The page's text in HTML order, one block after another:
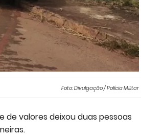
Foto: Divulgação / Polícia Militar
valores deixou duas pessoas